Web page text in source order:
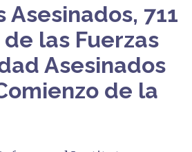
Asesinados, 711
las Fuerzas
Asesinados
de la